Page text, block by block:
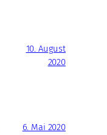
10. August
2020
6. Mai 2020